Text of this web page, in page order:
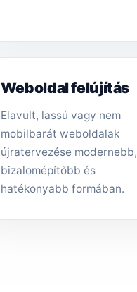
Weboldal felújítás
Elavult, lassú vagy nem
mobilbarát weboldalak
újratervezése modernebb,
bizalomépítőbb és
hatékonyabb formában.